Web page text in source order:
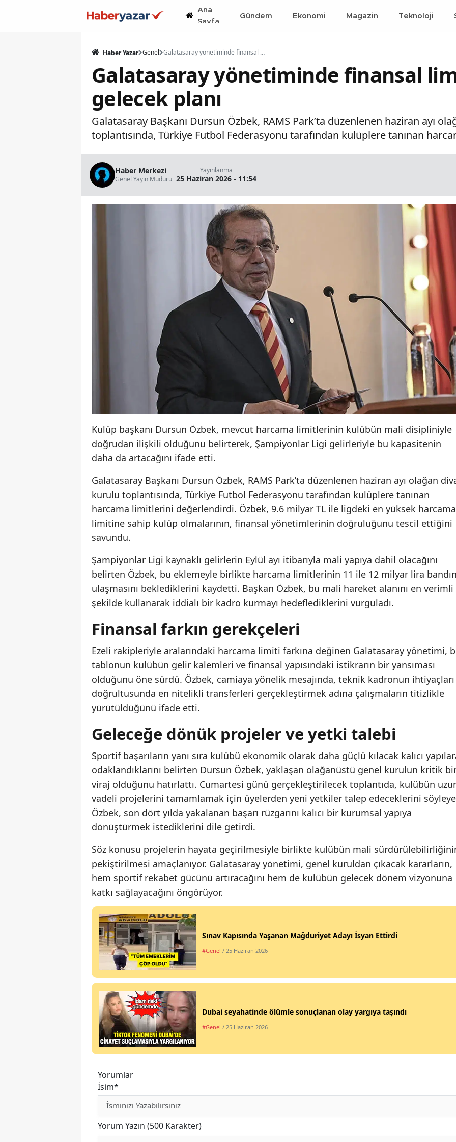
Ana
Sayfa
Gündem Ekonomi Magazin Teknoloji
Haber Yazar Genel Galatasaray yönetiminde finansal limitler ve gelecek planı
Galatasaray yönetiminde finansal
gelecek planı
Galatasaray Başkanı Dursun Özbek, RAMS Park’ta düzenlenen haziran ayı
toplantısında, Türkiye Futbol Federasyonu tarafından kulüplere tanınan
Haber Merkezi
Genel Yayın Müdürü
Yayınlanma
25 Haziran 2026 - 11:54
Kulüp başkanı Dursun Özbek, mevcut harcama limitlerinin kulübün mali disipliniyle
doğrudan ilişkili olduğunu belirterek, Şampiyonlar Ligi gelirleriyle bu kapasitenin
daha da artacağını ifade etti.
Galatasaray Başkanı Dursun Özbek, RAMS Park’ta düzenlenen haziran ayı olağan
kurulu toplantısında, Türkiye Futbol Federasyonu tarafından kulüplere tanınan
harcama limitlerini değerlendirdi. Özbek, 9.6 milyar TL ile ligdeki en yüksek harcama
limitine sahip kulüp olmalarının, finansal yönetimlerinin doğruluğunu tescil ettiğini
savundu.
Şampiyonlar Ligi kaynaklı gelirlerin Eylül ayı itibarıyla mali yapıya dahil olacağını
belirten Özbek, bu eklemeyle birlikte harcama limitlerinin 11 ile 12 milyar lira
ulaşmasını beklediklerini kaydetti. Başkan Özbek, bu mali hareket alanını en verimli
şekilde kullanarak iddialı bir kadro kurmayı hedeflediklerini vurguladı.
Finansal farkın gerekçeleri
Ezeli rakipleriyle aralarındaki harcama limiti farkına değinen Galatasaray yönetimi,
tablonun kulübün gelir kalemleri ve finansal yapısındaki istikrarın bir yansıması
olduğunu öne sürdü. Özbek, camiaya yönelik mesajında, teknik kadronun ihtiyaçları
doğrultusunda en nitelikli transferleri gerçekleştirmek adına çalışmaların titizlikle
yürütüldüğünü ifade etti.
Geleceğe dönük projeler ve yetki talebi
Sportif başarıların yanı sıra kulübü ekonomik olarak daha güçlü kılacak kalıcı
odaklandıklarını belirten Dursun Özbek, yaklaşan olağanüstü genel kurulun kritik
viraj olduğunu hatırlattı. Cumartesi günü gerçekleştirilecek toplantıda, kulübün
vadeli projelerini tamamlamak için üyelerden yeni yetkiler talep edeceklerini
Özbek, son dört yılda yakalanan başarı rüzgarını kalıcı bir kurumsal yapıya
dönüştürmek istediklerini dile getirdi.
Söz konusu projelerin hayata geçirilmesiyle birlikte kulübün mali
pekiştirilmesi amaçlanıyor. Galatasaray yönetimi, genel kuruldan çıkacak kararların,
hem sportif rekabet gücünü artıracağını hem de kulübün gelecek dönem vizyonuna
katkı sağlayacağını öngörüyor.
Sınav Kapısında Yaşanan Mağduriyet Adayı İsyan Ettirdi
#Genel / 25 Haziran 2026
Dubai seyahatinde ölümle sonuçlanan olay yargıya taşındı
#Genel / 25 Haziran 2026
Yorumlar
İsim*
Yorum Yazın (500 Karakter)